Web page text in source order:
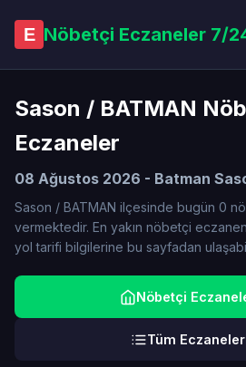
E Nöbetçi Eczaneler 7/
Sason / BATMAN
Eczaneler
08 Ağustos 2026 - Batman
Sason / BATMAN ilçesinde bugün 0
vermektedir. En yakın nöbetçi
yol tarifi bilgilerine bu sayfadan
Nöbetçi
Tüm